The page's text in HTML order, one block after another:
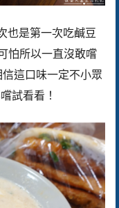
也是第一次吃鹹豆
怕所以一直沒敢嚐
這口味一定不小眾
試看看！